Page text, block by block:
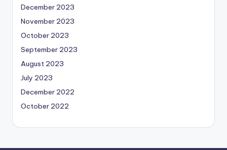
December 2023
November 2023
October 2023
September 2023
August 2023
July 2023
December 2022
October 2022